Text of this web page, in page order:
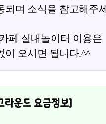
되며 소식을 참고해주세
페 실내놀이터 이용은
이 오시면 됩니다.^^
라운드 요금정보]